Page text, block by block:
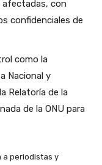
afectadas, con
confidenciales de
como la
Nacional y
Relatoría de la
de la ONU para
a periodistas y